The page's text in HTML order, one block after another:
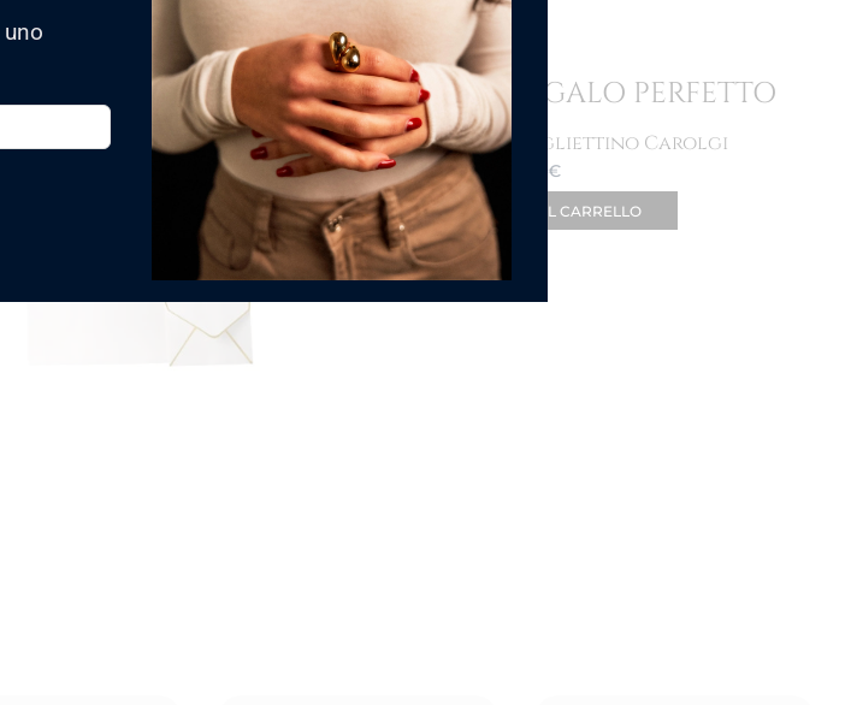
TRASFORMA IL TUO ORDINE IN UN REGALO PERFETTO
Shopper Bag con bigliettino Carolgi
€
AGGIUNGI AL CARRELLO